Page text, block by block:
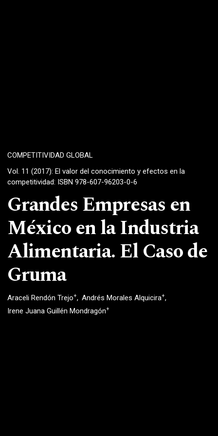
COMPETITIVIDAD GLOBAL
Vol. 11 (2017): El valor del conocimiento y efectos en la
competitividad: ISBN 978-607-96203-0-6
Grandes Empresas en
México en la Industria
Alimentaria. El Caso de
Gruma
Araceli Rendón Trejo+ Andrés Morales Alquicira+
Irene Juana Guillén Mondragón+